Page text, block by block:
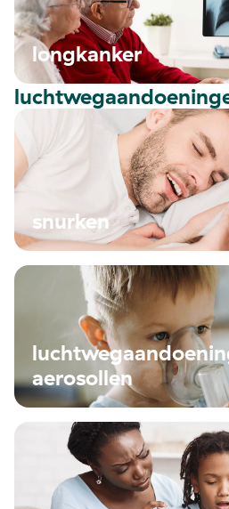
longkanker
snurken
aerosollen